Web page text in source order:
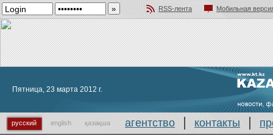
RSS-лента
Мобильная
Пятница, 23 марта 2012 г.
русский english қазақша агентство контакты